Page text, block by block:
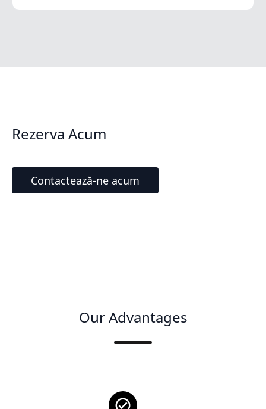
Rezerva Acum
Contactează-ne acum
Our Advantages